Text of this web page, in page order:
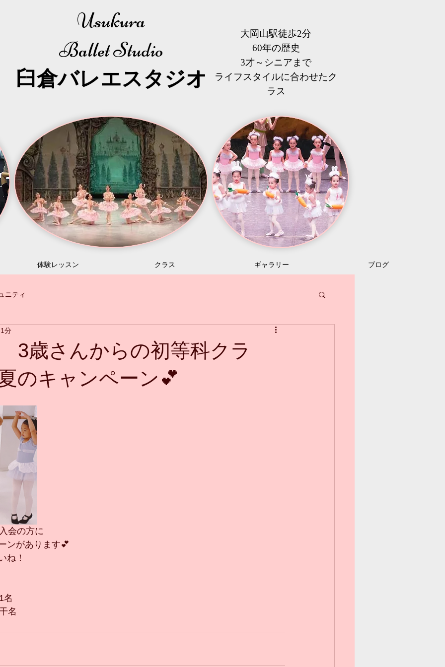
Usukura
Ballet Studio
​臼倉バレエスタジオ
大岡山駅徒歩2分
60年の歴史
3才～シニアまで
​ライフスタイルに合わせたク
ラス
体験レッスン クラス ギャラリー ブログ
ニティ
3歳さんからの初等科クラ
のキャンペーン💕
分
会の方に
ンがあります💕
ね！
名
名